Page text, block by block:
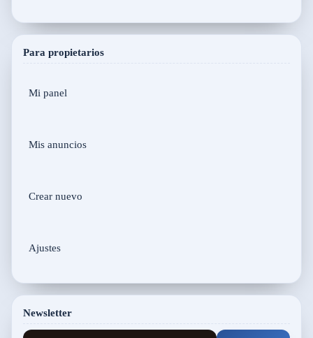
Para propietarios
Mi panel
Mis anuncios
Crear nuevo
Ajustes
Newsletter